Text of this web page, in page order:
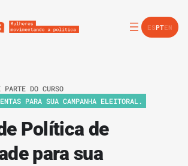
ESPTEN
PARTE DO CURSO
PARA SUA CAMPANHA ELEITORAL.
Política de
para sua